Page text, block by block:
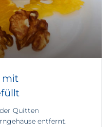
mit
Quitten
entfernt.